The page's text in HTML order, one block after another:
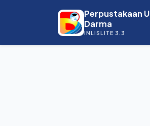
Perpustakaan
Darma
INLISLITE 3.3